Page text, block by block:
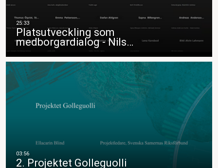
Platsutveckling som
medborgardialog - Nils…
2. Projektet Golleguolli